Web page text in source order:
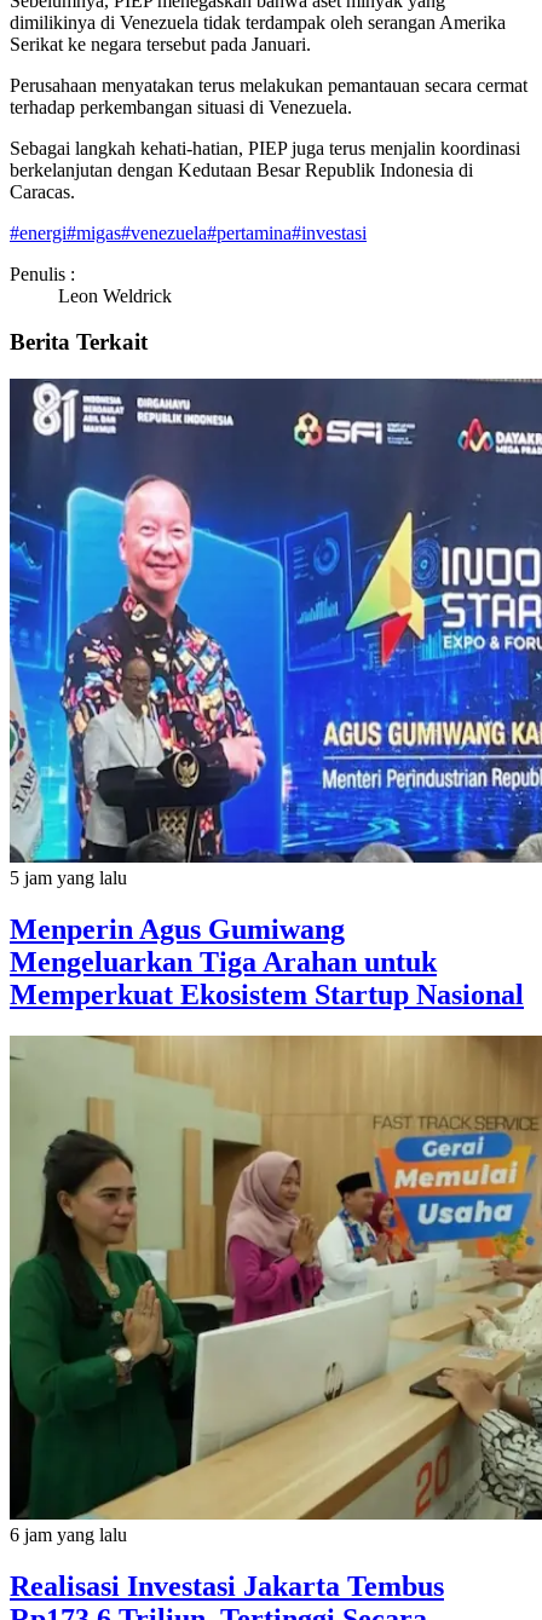
dimilikinya di Venezuela tidak terdampak oleh serangan Amerika
Serikat ke negara tersebut pada Januari.
Perusahaan menyatakan terus melakukan pemantauan secara cermat
terhadap perkembangan situasi di Venezuela.
Sebagai langkah kehati-hatian, PIEP juga terus menjalin koordinasi
berkelanjutan dengan Kedutaan Besar Republik Indonesia di
Caracas.
#energi#migas#venezuela#pertamina#investasi
Penulis :
Leon Weldrick
Berita Terkait
5 jam yang lalu
Menperin Agus Gumiwang
Mengeluarkan Tiga Arahan untuk
Memperkuat Ekosistem Startup Nasional
6 jam yang lalu
Realisasi Investasi Jakarta Tembus